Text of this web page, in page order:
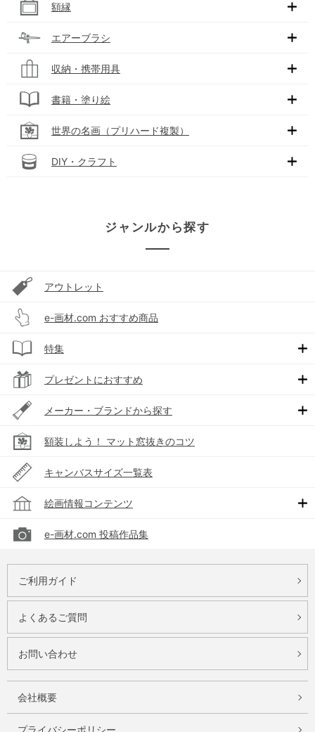
額縁
エアーブラシ
収納・携帯用具
書籍・塗り絵
世界の名画（プリハード複製）
DIY・クラフト
ジャンルから探す
アウトレット
e-画材.com おすすめ商品
特集
プレゼントにおすすめ
メーカー・ブランドから探す
額装しよう！ マット窓抜きのコツ
キャンバスサイズ一覧表
絵画情報コンテンツ
e-画材.com 投稿作品集
ご利用ガイド
よくあるご質問
お問い合わせ
会社概要
プライバシーポリシー